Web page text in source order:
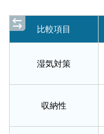
比較項目
湿気対策
収納性